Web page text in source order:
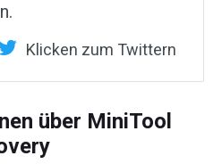
Klicken zum Twittern
über MiniTool